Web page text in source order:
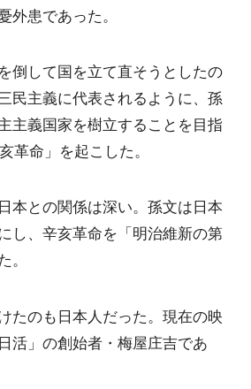
外患であった。
倒して国を立て直そうとしたの
民主義に代表されるように、孫
主義国家を樹立することを目指
革命」を起こした。
本との関係は深い。孫文は日本
し、辛亥革命を「明治維新の第
たのも日本人だった。現在の映
活」の創始者・梅屋庄吉であ